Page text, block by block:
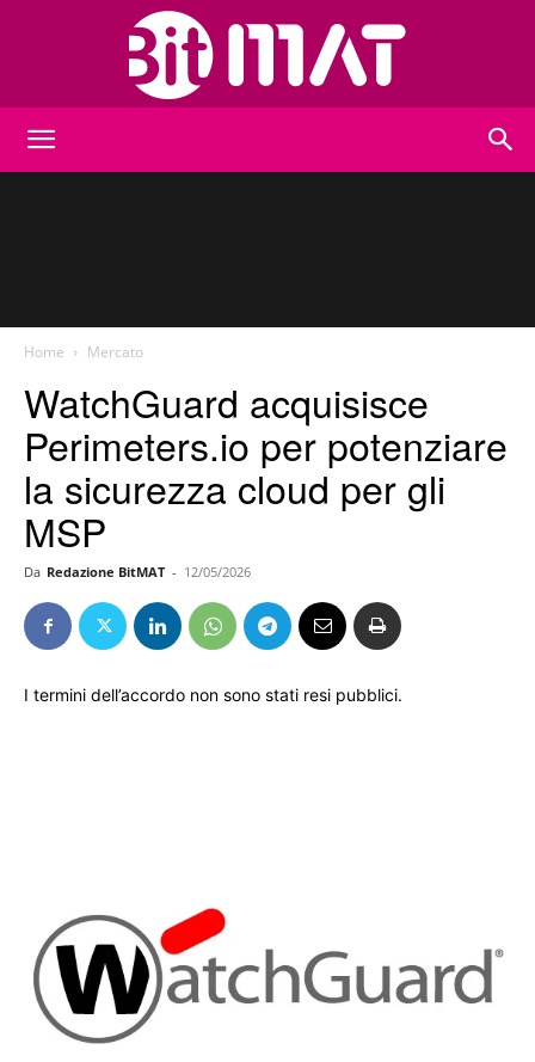
Home Mercato
WatchGuard acquisisce
Perimeters.io per potenziare
la sicurezza cloud per gli
MSP
Da Redazione BitMAT - 12/05/2026
I termini dell’accordo non sono stati resi pubblici.